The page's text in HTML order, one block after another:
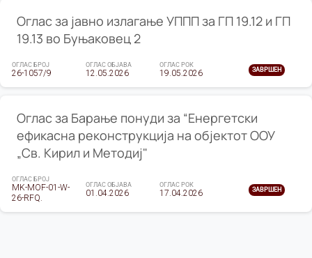
Оглас за јавно излагање УППП за ГП 19.12 и ГП
19.13 во Буњаковец 2
ОГЛАС БРОЈ
26-1057/9
ОГЛАС ОБЈАВА
12.05.2026
ОГЛАС РОК
19.05.2026 ЗАВРШЕН
Оглас за Барање понуди за “Енергетски
ефикасна реконструкција на објектот ООУ
„Св. Кирил и Методиј"
ОГЛАС БРОЈ
MK-MOF-01-W-
26-RFQ.
ОГЛАС ОБЈАВА
01.04.2026
ОГЛАС РОК
17.04.2026 ЗАВРШЕН